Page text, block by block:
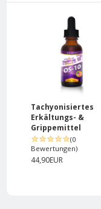
Tachyonisiertes
Erkältungs- &
Grippemittel
(0
Bewertungen)
44,90EUR